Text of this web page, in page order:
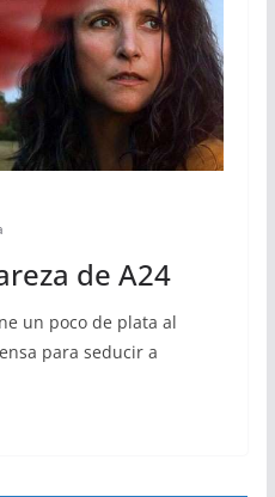
de A24
un poco de plata al
para seducir a